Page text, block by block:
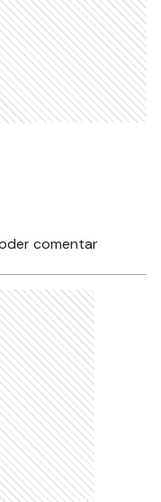
comentar